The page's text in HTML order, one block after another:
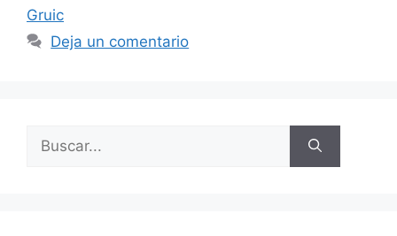
Gruic
Deja un comentario